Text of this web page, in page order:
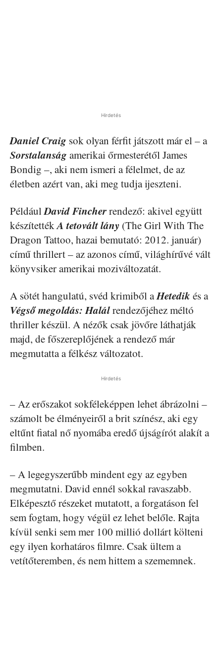
Hirdetés
Daniel Craig sok olyan férfit játszott már el – a
Sorstalanság amerikai őrmesterétől James
Bondig –, aki nem ismeri a félelmet, de az
életben azért van, aki meg tudja ijeszteni.
PéldáulDavid Fincherrendező: akivel együtt
készítettékA tetovált lány (The Girl With The
Dragon Tattoo, hazai bemutató: 2012. január)
című thrillert – az azonos című, világhírűvé vált
könyvsiker amerikai moziváltozatát.
A sötét hangulatú, svéd krimiből aHetedik és a
Végső megoldás: Halálrendezőjéhez méltó
thriller készül. A nézők csak jövőre láthatják
majd, de főszereplőjének a rendező már
megmutatta a félkész változatot.
Hirdetés
– Az erőszakot sokféleképpen lehet ábrázolni –
számolt be élményeiről a brit színész, aki egy
eltűnt fiatal nő nyomába eredő újságírót alakít a
filmben.
– A legegyszerűbb mindent egy az egyben
megmutatni. David ennél sokkal ravaszabb.
Elképesztő részeket mutatott, a forgatáson fel
sem fogtam, hogy végül ez lehet belőle. Rajta
kívül senki sem mer 100 millió dollárt költeni
egy ilyen korhatáros filmre. Csak ültem a
vetítőteremben, és nem hittem a szememnek.